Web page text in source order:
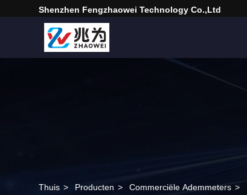
Shenzhen Fengzhaowei Technology Co.,Ltd
Thuis > Producten > Commerciële Ademmeters >